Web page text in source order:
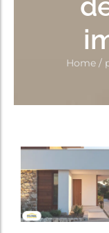
Home /